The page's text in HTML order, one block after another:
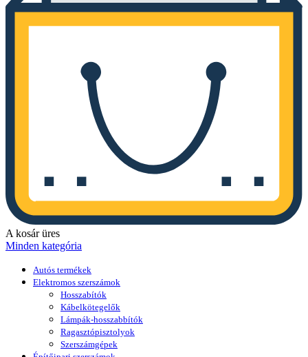
A kosár üres
Minden kategória
Autós termékek
Elektromos szerszámok
Hosszabítók
Kábelkötegelők
Lámpák-hosszabbítók
Ragasztópisztolyok
Szerszámgépek